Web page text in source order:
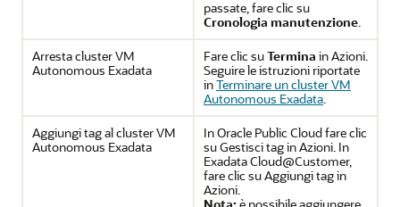
passate, fare clic su
Cronologia manutenzione.
Arresta cluster VM
Autonomous Exadata
Fare clic suTermina in Azioni.
Seguire le istruzioni riportate
inTerminare un cluster VM
Autonomous Exadata.
Aggiungi tag al cluster VM
Autonomous Exadata
In Oracle Public Cloud fare clic
su Gestisci tag in Azioni. In
Exadata Cloud@Customer,
fare clic su Aggiungi tag in
Azioni.